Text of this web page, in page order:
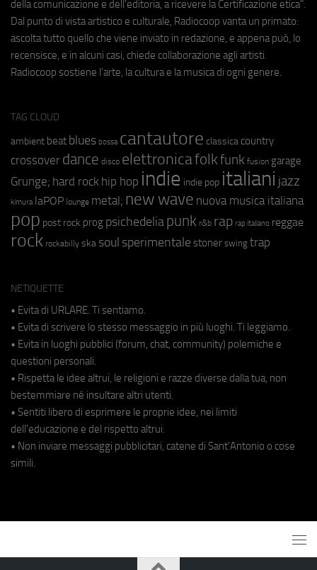
della comunicazione e dell'editoria, a ricevere la Certificazione etica".
Dal punto di vista artistico e culturale, Radiocoop vanta un primato:
ascolta tutto quello che viene inviato in redazione, e appena può, lo
recensisce, e in alcuni casi, chiede collaborazione agli artisti.
Radiocoop sostiene l'arte, la cultura e la musica di ogni genere.
TAG CLOUD
ambient beat blues bossa cantautore classica country
crossover dance disco elettronicafolkfunk fusion garage
Grunge; hard rock hip hop indie indie pop italiani jazz
kimura laPOP lounge metal; new wave nuova musica italiana
pop post rock prog psichedeliapunk r&b rap rap italiano reggae
rock rockabilly ska soul sperimentale stoner swing trap
NETIQUETTE
• Evita di URLARE. Ti sentiamo.
• Evita di scrivere lo stesso messaggio in più luoghi. Ti leggiamo.
• Evita in luoghi pubblici (forum, chat, community) polemiche e
questioni personali.
• Rispetta le idee altrui, le religioni e razze diverse dalla tua, non
bestemmiare né insultare altri utenti.
• Sentiti libero di esprimere le proprie idee, nei limiti
dell'educazione e del rispetto altrui.
• Non inviare messaggi pubblicitari, catene di Sant'Antonio o cose
simili.